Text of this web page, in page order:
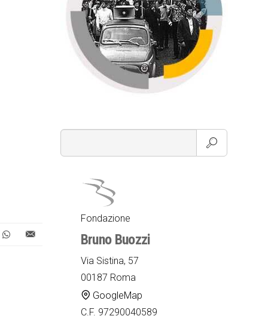
Fondazione
Bruno Buozzi
Via Sistina, 57
00187 Roma
GoogleMap
C.F. 97290040589